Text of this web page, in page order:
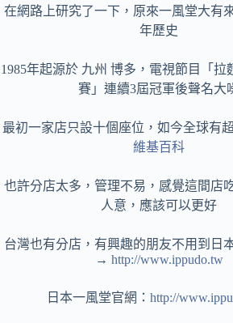
在網路上研究了一下，原來一風堂大有
年歷史
1985年起源於 九州 博多，電視節目「拉
賽」連續3屆冠軍後聲名大
最初一家店只設十個座位，如今全球有
維基百科
也許分店太多，管理不易，感覺這間店
人意，應該可以更好
台灣也有分店，有興趣的朋友不用到日
→ http://www.ippudo.tw
日本一風堂官網：http://